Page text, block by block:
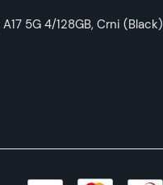
5G 4/128GB, Crni (Black)